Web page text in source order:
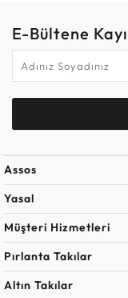
E-Bültene
Assos
Yasal
Müşteri Hizmetleri
Pırlanta Takılar
Altın Takılar